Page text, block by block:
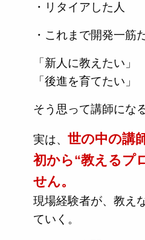
・リタイアした人
・これまで開発一筋
「新人に教えたい」
「後進を育てたい」
そう思って講師にな
実は、 世の中の講
初から“教えるプ
せん。
現場経験者が、教え
ていく。